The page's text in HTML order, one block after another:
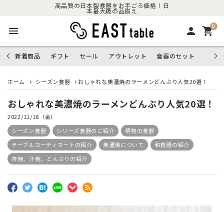
高品質の日本製食器をお手ごろ価格！日
本最大級の品揃え
menu person 0
shopping_cart
新着商品 ギフト セール アウトレット 食器のセット
ホーム シーズン食器 おしゃれな美濃焼のラーメンどんぶり人気20選！
おしゃれな美濃焼のラーメンどんぶり人気20選！
2022/11/18（金）
シーズン食器
シリーズ食器のご紹介
柄物の食器
テーブルコーディネートの紹介
美濃焼について
和食器の紹介
茶碗、汁椀、どんぶりの紹介